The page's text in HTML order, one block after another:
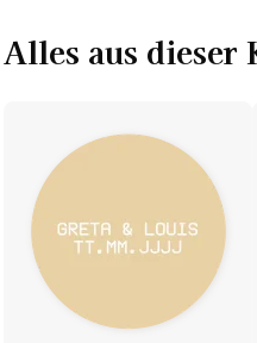
Alles aus